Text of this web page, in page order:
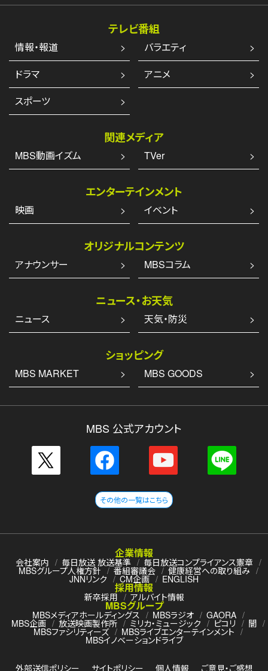
テレビ番組
情報・報道
バラエティ
ドラマ
アニメ
スポーツ
関連メディア
MBS動画イズム TVer
エンターテインメント
映画 イベント
オリジナルコンテンツ
アナウンサー MBSコラム
ニュース・お天気
ニュース 天気・防災
ショッピング
MBS MARKET MBS GOODS
MBS 公式アカウント
その他の一覧はこちら
企業情報
会社案内 毎日放送 放送基準 毎日放送コンプライアンス憲章
MBSグループ人権方針 番組審議会 健康経営への取り組み
JNNリンク CM企画 ENGLISH
採用情報
新卒採用 アルバイト情報
MBSグループ
MBSメディアホールディングス MBSラジオ GAORA
MBS企画 放送映画製作所 ミリカ・ミュージック ピコリ 闇
MBSファシリティーズ MBSライブエンターテインメント
MBSイノベーションドライブ
外部送信ポリシー サイトポリシー 個人情報 ご意見・ご感想